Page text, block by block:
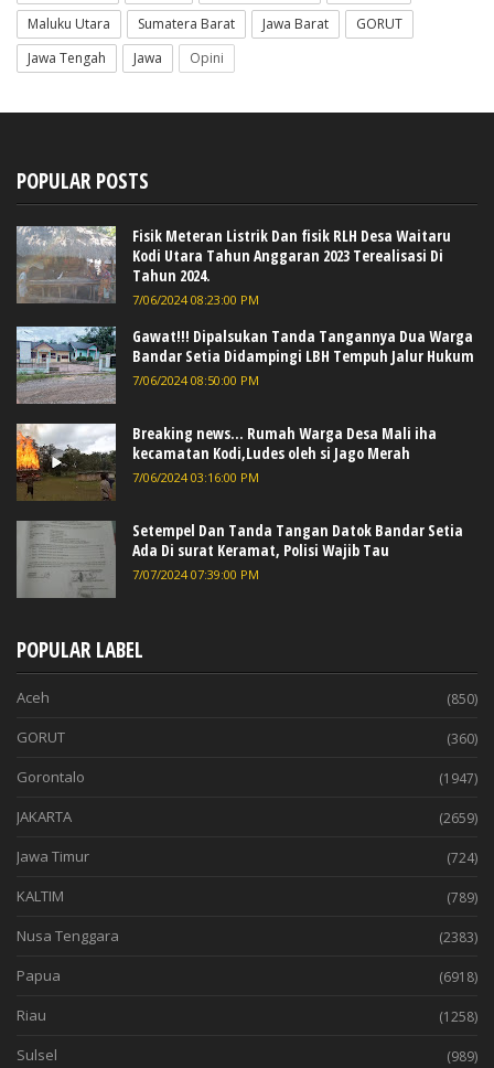
Maluku Utara
Sumatera Barat Jawa Barat
GORUT
Jawa Tengah
Jawa Opini
POPULAR POSTS
Fisik Meteran Listrik Dan fisik RLH Desa Waitaru
Kodi Utara Tahun Anggaran 2023 Terealisasi Di
Tahun 2024.
7/06/2024 08:23:00 PM
Gawat!!! Dipalsukan Tanda Tangannya Dua Warga
Bandar Setia Didampingi LBH Tempuh Jalur Hukum
7/06/2024 08:50:00 PM
Breaking news... Rumah Warga Desa Mali iha
kecamatan Kodi,Ludes oleh si Jago Merah
7/06/2024 03:16:00 PM
Setempel Dan Tanda Tangan Datok Bandar Setia
Ada Di surat Keramat, Polisi Wajib Tau
7/07/2024 07:39:00 PM
POPULAR LABEL
Aceh (850)
GORUT (360)
Gorontalo (1947)
JAKARTA (2659)
Jawa Timur (724)
KALTIM (789)
Nusa Tenggara (2383)
Papua (6918)
Riau (1258)
Sulsel (989)